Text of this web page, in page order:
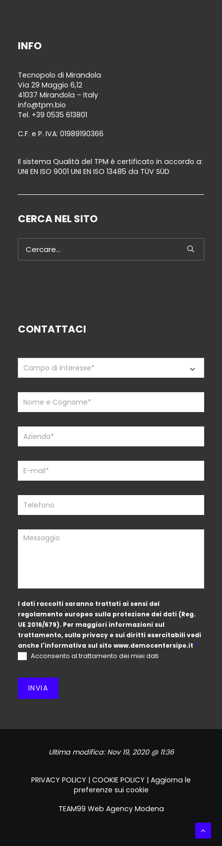
INFO
Tecnopolo di Mirandola
Via 29 Maggio 6,12
41037 Mirandola – Italy
info@tpm.bio
Tel. +39 0535 613801
C.F. e P. IVA: 01989190366
Il sistema Qualità del TPM è certificato in accordo a:
UNI EN ISO 9001 UNI EN ISO 13485 da TÜV SÜD
CERCA NEL SITO
CONTATTACI
Contattaci
I dati raccolti saranno trattati ai sensi del
regolamento europeo sulla protezione dei dati (Reg.
UE 2016/679). Per maggiori informazioni sul
trattamento, sulla privacy e sui diritti esercitabili vedi
anche l'informativa sul sito www.democentersipe.it *
Acconsento al trattamento dei miei dati
If
you
human,
leave
field
INVIA
Ultima modifica: Nov 19, 2020 @ 11:36
PRIVACY POLICY | COOKIE POLICY | Aggiorna le
preferenze sui cookie
TEAM99 Web Agency Modena